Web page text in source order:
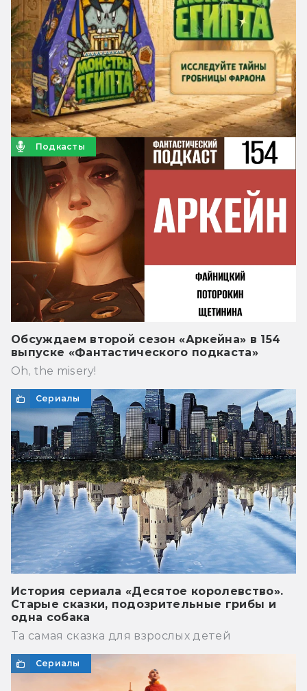
Подкасты
Обсуждаем второй сезон «Аркейна» в 154
выпуске «Фантастического подкаста»
Oh, the misery!
Сериалы
История сериала «Десятое королевство».
Старые сказки, подозрительные грибы и
одна собака
Та самая сказка для взрослых детей
Сериалы